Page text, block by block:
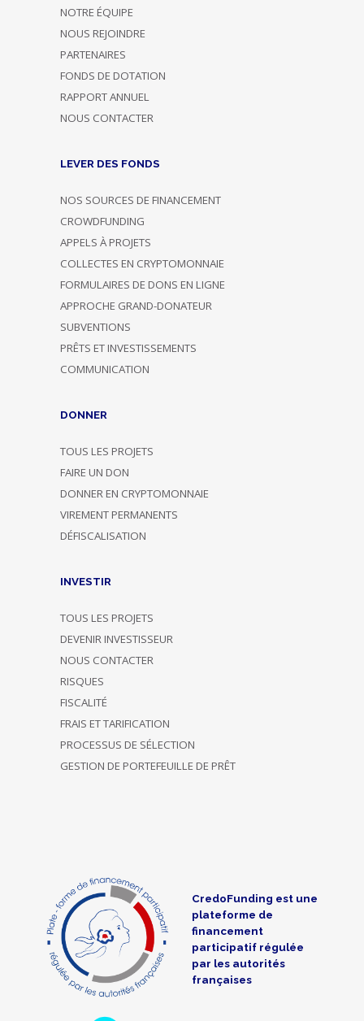
NOTRE ÉQUIPE
NOUS REJOINDRE
PARTENAIRES
FONDS DE DOTATION
RAPPORT ANNUEL
NOUS CONTACTER
LEVER DES FONDS
NOS SOURCES DE FINANCEMENT
CROWDFUNDING
APPELS À PROJETS
COLLECTES EN CRYPTOMONNAIE
FORMULAIRES DE DONS EN LIGNE
APPROCHE GRAND-DONATEUR
SUBVENTIONS
PRÊTS ET INVESTISSEMENTS
COMMUNICATION
DONNER
TOUS LES PROJETS
FAIRE UN DON
DONNER EN CRYPTOMONNAIE
VIREMENT PERMANENTS
DÉFISCALISATION
INVESTIR
TOUS LES PROJETS
DEVENIR INVESTISSEUR
NOUS CONTACTER
RISQUES
FISCALITÉ
FRAIS ET TARIFICATION
PROCESSUS DE SÉLECTION
GESTION DE PORTEFEUILLE DE PRÊT
CredoFunding est une
plateforme de
financement
participatif régulée
par les autorités
françaises